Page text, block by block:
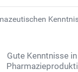
Gute Kenntnisse